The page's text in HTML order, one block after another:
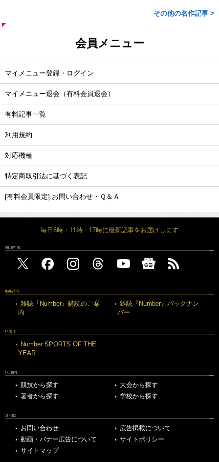
その他の名作記事 >
会員メニュー
マイメニュー登録・ログイン
マイメニュー退会（有料会員退会）
有料記事一覧
利用規約
対応機種
特定商取引法に基づく表記
[有料会員限定] お問い合わせ・Ｑ＆Ａ
毎日6時・11時・17時に最新記事をお届けします
FOLLOW US
MAGAZINE
雑誌『Number』購読のご案
内
雑誌『Number』バックナン
バー
SPECIAL
Number SPORTS OF THE
YEAR
ARCHIVE
競技から探す
大会から探す
著者から探す
学校から探す
OTHERS
お問い合わせ
広告掲載について
動画・バナー広告について
サイトポリシー
サイトマップ